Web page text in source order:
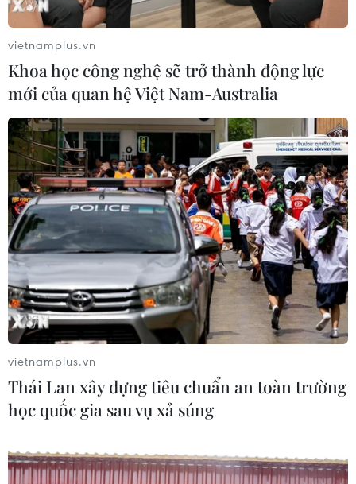
Dịch COVID-19 tại ĐNA: Malaysia tiếp tục
có ca mắc mới tăng cao
27/05/2021 11:29
Malaysia có thêm 7.857 ca mắc mới COVID-19 và là
ngày thứ ba liên tiếp số ca mắc mới ở quốc gia Đông
Nam Á này tăng lên những mức cao nhất từ trước tới
nay.
vietnamplus.vn
Khoa học công nghệ sẽ trở thành động lực
mới của quan hệ Việt Nam-Australia
vietnamplus.vn
Thái Lan xây dựng tiêu chuẩn an toàn trường
học quốc gia sau vụ xả súng